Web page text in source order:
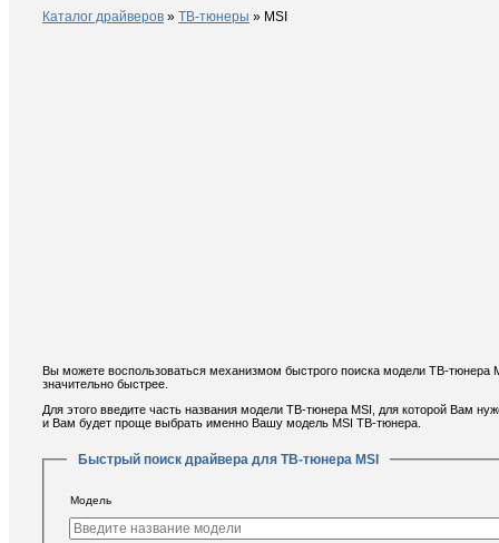
Каталог драйверов » ТВ-тюнеры » MSI
Вы можете воспользоваться механизмом быстрого поиска модели ТВ-тюнера
значительно быстрее.
Для этого введите часть названия модели ТВ-тюнера MSI, для которой Вам
и Вам будет проще выбрать именно Вашу модель MSI ТВ-тюнера.
Быстрый поиск драйвера для ТВ-тюнера MSI
Модель